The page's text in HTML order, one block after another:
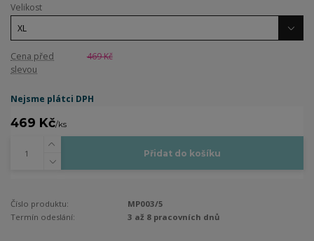
Velikost
Cena před
slevou
469 Kč
Nejsme plátci DPH
469 Kč/ks
Přidat do košíku
Číslo produktu:
MP003/5
Termín odeslání:
3 až 8 pracovních dnů